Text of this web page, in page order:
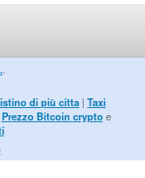
.
di più citta | Taxi
Prezzo Bitcoin cryptoe